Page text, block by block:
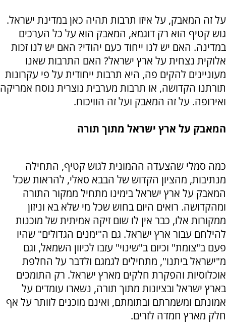
על זה המאבק, על איזו תרבות תהיה כאן במדינת ישראל.
גוש קטיף הוא רק דוגמא, המאבק הוא על כל הערכים
במדינה. האם יש לנו ייחוד כעם יהודי? האם יש לנו זכות
אלוקית נצחית על ארץ ישראל? האם התרבות שאנו
מעוניינים להקים פה, היא תרבות ייחודית על פי עקרונות
תורתנו הקדושה, או תרבות מערבית נוצרית נוסח אמריקה
ואירופה. על זה המאבק ועל זה הוויכוח.
המאבק על ארץ ישראל מתוך תורה
כמה סמלי שהצעדה ההמונית לגוש קטיף, התחילה
מנתיבות, מהציון הקדוש של הבבא סאלי, להראות שכל
המאבק על ארץ ישראל בימינו מתחיל ממקור התורה
ומהקדושה. רואים היום בחוש שכל מי שלא בא וניזון
ממקורות אלו, כבר אין לו שום זיקה אמיתית של מוכנות
להילחם עבור ארץ ישראל. גם ה"ימנים הגדולים" שהיו
פעם ב"צומת" וכיום ב"שינוי" עזבו לכיוון השמאל, וגם
מ"ישראל ביתנו", מתחילים לגמגם ולדבר על החלפת
אוכלוסיות והפקרת חלקים מארץ ישראל. רק התומכים
בארץ ישראל ובציונות מתוך תורה, נשארו עומדים על
אמונתם ומשמרתם ובתומתם, ואינם מוכנים לוותר על אף
חלק מארץ חמדה לזרים.